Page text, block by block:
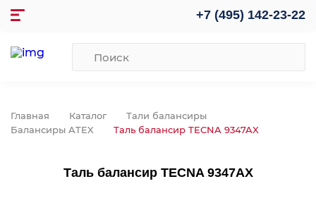
+7 (495) 142-23-22
Главная Каталог
Тали балансиры
Балансиры ATEX
Таль балансир TECNA 9347AX
Таль балансир TECNA 9347AX